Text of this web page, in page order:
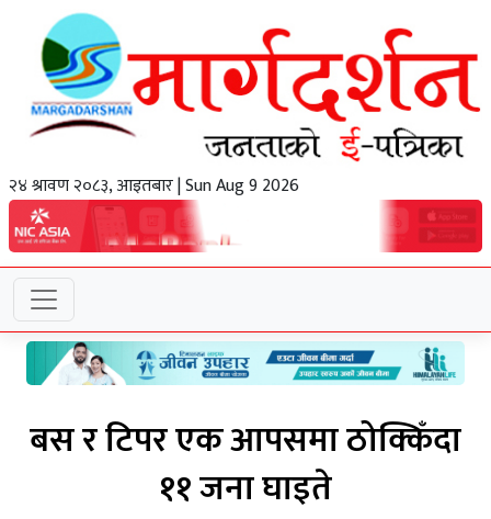
२४ श्रावण २०८३, आइतबार | Sun Aug 9 2026
बस र टिपर एक आपसमा ठोक्किँदा
११ जना घाइते